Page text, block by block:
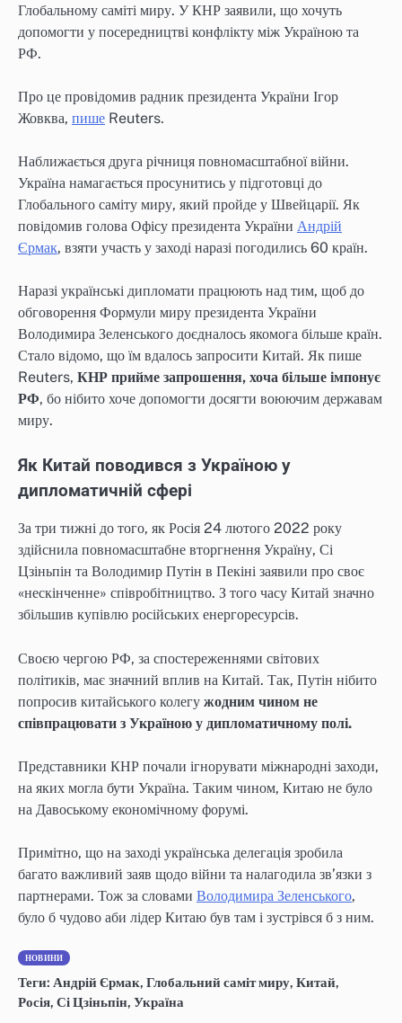
Глобальному саміті миру. У КНР заявили, що хочуть
допомогти у посередництві конфлікту між Україною та
РФ.
Про це провідомив радник президента України Ігор
Жовква, пише Reuters.
Наближається друга річниця повномасштабної війни.
Україна намагається просунитись у підготовці до
Глобального саміту миру, який пройде у Швейцарії. Як
повідомив голова Офісу президента України Андрій
Єрмак, взяти участь у заході наразі погодились 60 країн.
Наразі українські дипломати працюють над тим, щоб до
обговорення Формули миру президента України
Володимира Зеленського доєдналось якомога більше країн.
Стало відомо, що їм вдалось запросити Китай. Як пише
Reuters, КНР прийме запрошення, хоча більше імпонує
РФ, бо нібито хоче допомогти досягти воюючим державам
миру.
Як Китай поводився з Україною у
дипломатичній сфері
За три тижні до того, як Росія 24 лютого 2022 року
здійснила повномасштабне вторгнення Україну, Сі
Цзіньпін та Володимир Путін в Пекіні заявили про своє
«нескінченне» співробітництво. З того часу Китай значно
збільшив купівлю російських енергоресурсів.
Своєю чергою РФ, за спостереженнями світових
політиків, має значний вплив на Китай. Так, Путін нібито
попросив китайського колегу жодним чином не
співпрацювати з Україною у дипломатичному полі.
Представники КНР почали ігнорувати міжнародні заходи,
на яких могла бути Україна. Таким чином, Китаю не було
на Давоському економічному форумі.
Примітно, що на заході українська делегація зробила
багато важливий заяв щодо війни та налагодила зв’язки з
партнерами. Тож за словами Володимира Зеленського,
було б чудово аби лідер Китаю був там і зустрівся б з ним.
НОВИНИ
Теги: Андрій Єрмак, Глобальний саміт миру, Китай,
Росія, Сі Цзіньпін, Україна